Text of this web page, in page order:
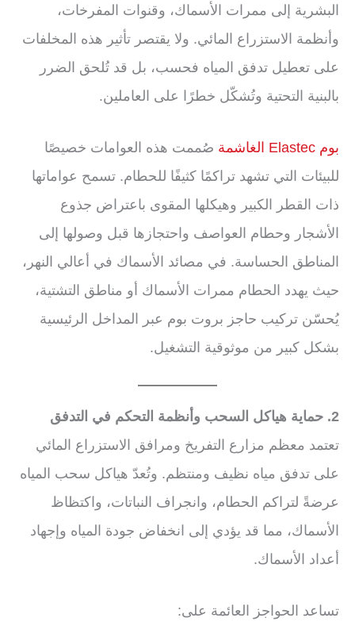
البشرية إلى ممرات الأسماك، وقنوات المفرخات،
وأنظمة الاستزراع المائي. ولا يقتصر تأثير هذه المخلفات
على تعطيل تدفق المياه فحسب، بل قد تُلحق الضرر
بالبنية التحتية وتُشكّل خطرًا على العاملين.
بوم Elastec الغاشمة
صُممت هذه العوامات خصيصًا
للبيئات التي تشهد تراكمًا كثيفًا للحطام. تسمح عواماتها
ذات القطر الكبير وهيكلها المقوى باعتراض جذوع
الأشجار وحطام العواصف واحتجازها قبل وصولها إلى
المناطق الحساسة. في مصائد الأسماك في أعالي النهر،
حيث يهدد الحطام ممرات الأسماك أو مناطق التشتية،
يُحسّن تركيب حاجز بروت بوم عبر المداخل الرئيسية
بشكل كبير من موثوقية التشغيل.
2. حماية هياكل السحب وأنظمة التحكم في التدفق
تعتمد معظم مزارع التفريخ ومرافق الاستزراع المائي
على تدفق مياه نظيف ومنتظم. وتُعدّ هياكل سحب المياه
عرضةً لتراكم الحطام، وانجراف النباتات، واكتظاظ
الأسماك، مما قد يؤدي إلى انخفاض جودة المياه وإجهاد
أعداد الأسماك.
تساعد الحواجز العائمة على: